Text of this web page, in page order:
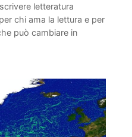
letteratura
chi ama la lettura e per
può cambiare in